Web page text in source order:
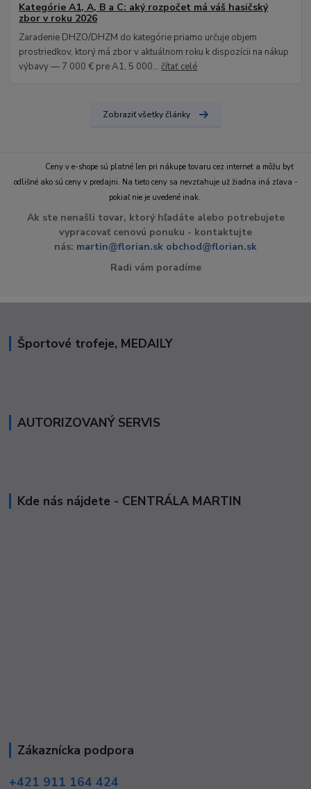
Kategórie A1, A, B a C: aký rozpočet má váš hasičský
zbor v roku 2026
Zaradenie DHZO/DHZM do kategórie priamo určuje objem
prostriedkov, ktorý má zbor v aktuálnom roku k dispozícii na nákup
výbavy — 7 000 € pre A1, 5 000...čítať celé
Zobraziť všetky články
Ceny v e-shope sú platné len pri nákupe tovaru cez internet a môžu byť
odlišné ako sú ceny v predajni. Na tieto ceny sa nevzťahuje už žiadna iná zľava -
pokiaľ nie je uvedené inak.
Ak ste nenašli tovar, ktorý hľadáte alebo potrebujete
vypracovať cenovú ponuku - kontaktujte
nás: martin@florian.sk obchod@florian.sk
Radi vám poradíme
Športové trofeje, MEDAILY
AUTORIZOVANÝ SERVIS
Kde nás nájdete - CENTRÁLA MARTIN
Zákaznícka podpora
+421 911 164 424